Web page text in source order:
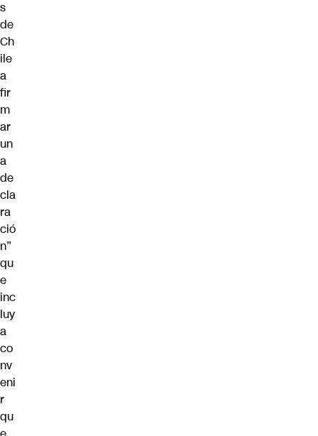
s
de
Ch
ile
a
fir
m
ar
un
a
de
cla
ra
ció
n”
qu
e
inc
luy
a
co
nv
eni
r
qu